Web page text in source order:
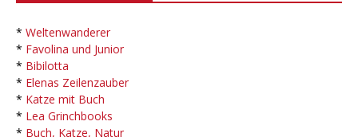
* Weltenwanderer
* Favolina und Junior
* Bibilotta
* Elenas Zeilenzauber
* Katze mit Buch
* Lea Grinchbooks
* Buch, Katze, Natur